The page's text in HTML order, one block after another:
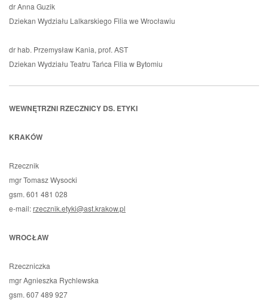
dr Anna Guzik
Dziekan Wydziału Lalkarskiego Filia we Wrocławiu
dr hab. Przemysław Kania, prof. AST
Dziekan Wydziału Teatru Tańca Filia w Bytomiu
WEWNĘTRZNI RZECZNICY DS. ETYKI
KRAKÓW
Rzecznik
mgr Tomasz Wysocki
gsm. 601 481 028
e-mail:rzecznik.etyki@ast.krakow.pl
WROCŁAW
Rzeczniczka
mgr Agnieszka Rychlewska
gsm. 607 489 927